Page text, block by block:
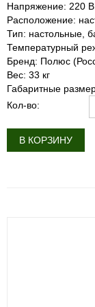
Напряжение: 220 В
Расположение:
Тип: настольные,
Температурный
Бренд: Полюс
Вес: 33 кг
Габаритные
Кол-во:
В КОРЗИНУ